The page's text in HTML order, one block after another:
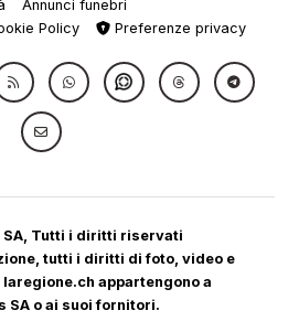
Annunci funebri
Policy Preferenze privacy
SA, Tutti i diritti riservati
tutti i diritti di foto, video e
appartengono a
SA o ai suoi fornitori.